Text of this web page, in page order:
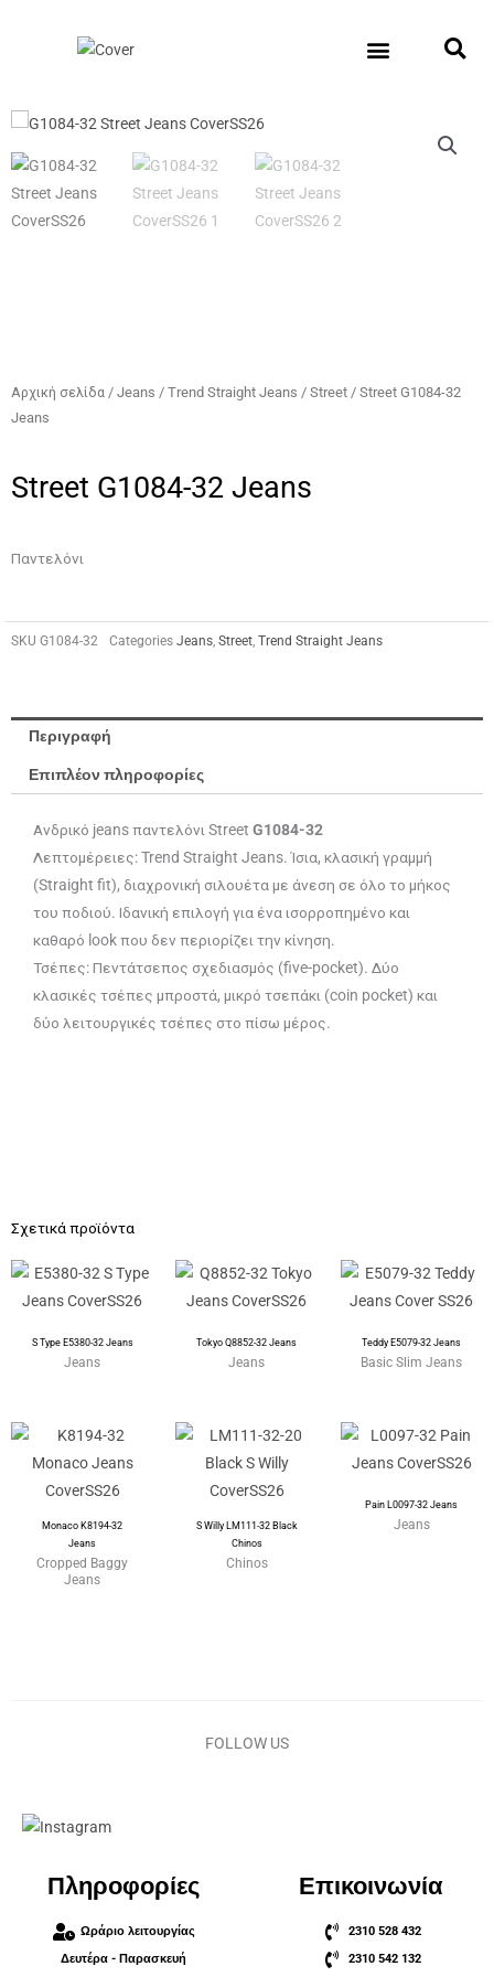
Αρχική σελίδα / Jeans / Trend Straight Jeans / Street / Street G1084-32
Jeans
Street G1084-32 Jeans
Παντελόνι
SKU G1084-32 Categories Jeans, Street, Trend Straight Jeans
Περιγραφή
Επιπλέον πληροφορίες
Ανδρικό jeans παντελόνι Street G1084-32
Λεπτομέρειες: Trend Straight Jeans. Ίσια, κλασική γραμμή
(Straight fit), διαχρονική σιλουέτα με άνεση σε όλο το μήκος
του ποδιού. Ιδανική επιλογή για ένα ισορροπημένο και
καθαρό look που δεν περιορίζει την κίνηση.
Τσέπες: Πεντάτσεπος σχεδιασμός (five-pocket). Δύο
κλασικές τσέπες μπροστά, μικρό τσεπάκι (coin pocket) και
δύο λειτουργικές τσέπες στο πίσω μέρος.
Σχετικά προϊόντα
S Type E5380-32 Jeans
Jeans
Tokyo Q8852-32 Jeans
Jeans
Teddy E5079-32 Jeans
Basic Slim Jeans
Monaco K8194-32
Jeans
Cropped Baggy
Jeans
S Willy LM111-32 Black
Chinos
Chinos
Pain L0097-32 Jeans
Jeans
FOLLOW US
Πληροφορίες
Ωράριο λειτουργίας
Δευτέρα - Παρασκευή
Επικοινωνία
2310 528 432
2310 542 132